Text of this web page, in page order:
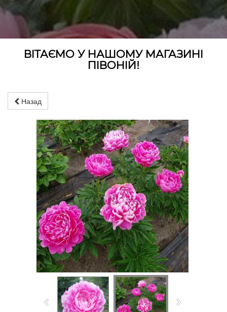
ВІТАЄМО У НАШОМУ МАГАЗИНІ
ПІВОНІЙ!
Назад